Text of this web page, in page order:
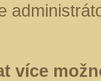
více